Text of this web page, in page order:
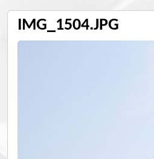
IMG_1504.JPG